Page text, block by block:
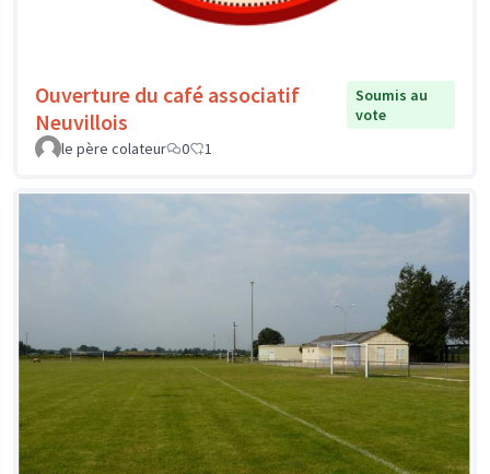
Ouverture du café associatif
Neuvillois
Soumis au
vote
le père colateur
0 1